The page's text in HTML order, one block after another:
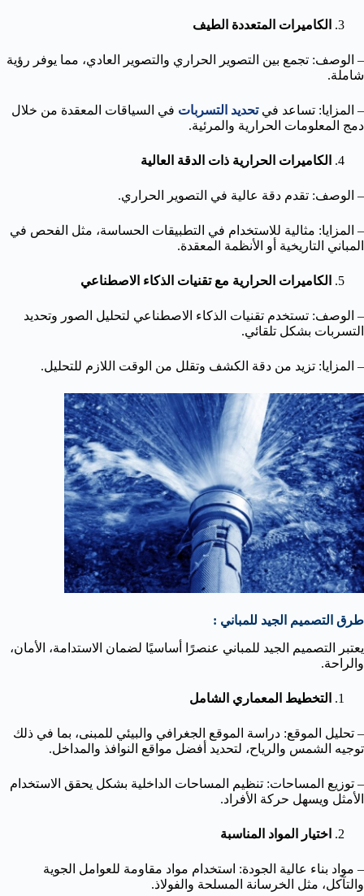
الكاميرات المتعددة الطيف
– الوصف: تجمع بين التصوير الحراري والتصوير العادي، مما يوفر رؤية
شاملة.
– المزايا: تساعد فيتحديد التسربات في السياقات المعقدة من خلال
دمج المعلومات الحرارية والمرئية.
الكاميرات الحرارية ذات الدقة العالية
– الوصف: تقدم دقة عالية في التصوير الحراري.
– المزايا: مثالية للاستخدام في التطبيقات الحساسة، مثل الفحص في
المباني التاريخية أو الأنظمة المعقدة.
الكاميرات الحرارية مع تقنيات الذكاء الاصطناعي
– الوصف: تستخدم تقنيات الذكاء الاصطناعي لتحليل الصور وتحديد
التسربات بشكل تلقائي.
– المزايا: تزيد من دقة الكشف وتقلل من الوقت اللازم للتحليل.
طرق التصميم الجيد للمباني :
يعتبر التصميم الجيد للمباني عنصرًا أساسيًا لضمان الاستدامة، الأمان،
والراحة.
التخطيط المعماري الشامل
– تحليل الموقع: دراسة الموقع الجغرافي والبيئي للمبنى، بما في ذلك
توجيه الشمس والرياح، لتحديد أفضل مواقع النوافذ والمداخل.
– توزيع المساحات: تنظيم المساحات الداخلية بشكل يحقق الاستخدام
الأمثل ويسهل حركة الأفراد.
اختيار المواد المناسبة
– مواد بناء عالية الجودة: استخدام مواد مقاومة للعوامل الجوية
والتآكل، مثل الخرسانة المسلحة والفولاذ.